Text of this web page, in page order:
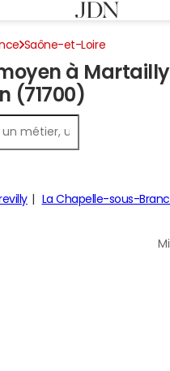
Saône-et-Loire
à
(71700)
La Chapelle-sous-